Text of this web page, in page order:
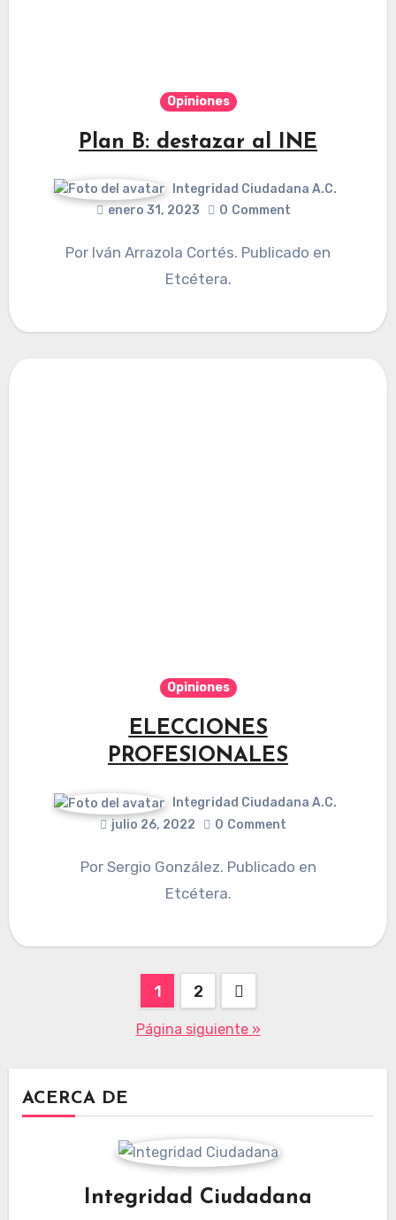
Opiniones
Plan B: destazar al INE
Integridad Ciudadana A.C.
enero 31, 2023
0 Comment
Por Iván Arrazola Cortés. Publicado en
Etcétera.
Opiniones
ELECCIONES
PROFESIONALES
Integridad Ciudadana A.C.
julio 26, 2022
0 Comment
Por Sergio González. Publicado en
Etcétera.
Paginación1 2
Página siguiente »
ACERCA DE
Integridad Ciudadana